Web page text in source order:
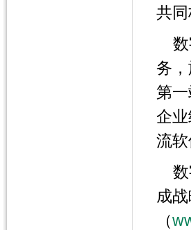
共
务
第
企
流
成
（